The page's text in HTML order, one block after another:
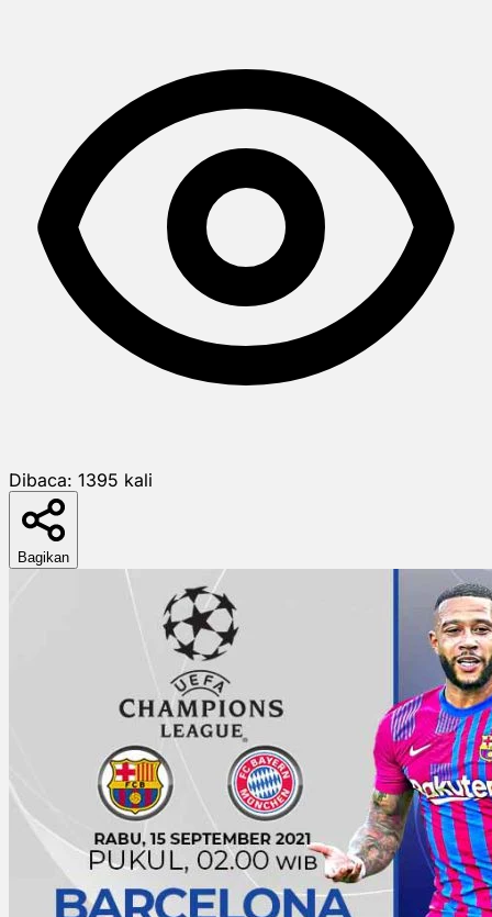
Dibaca: 1395 kali
Bagikan